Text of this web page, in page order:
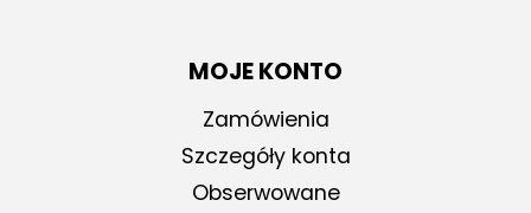
MOJE KONTO
Zamówienia
Szczegóły konta
Obserwowane